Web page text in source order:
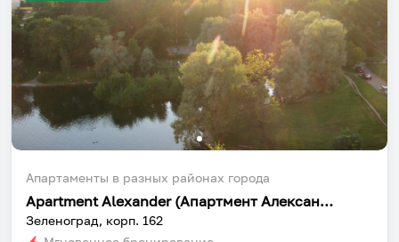
Апартаменты в разных районах города
Apartment Alexander (Апартмент Александр)
Зеленоград, корп. 162